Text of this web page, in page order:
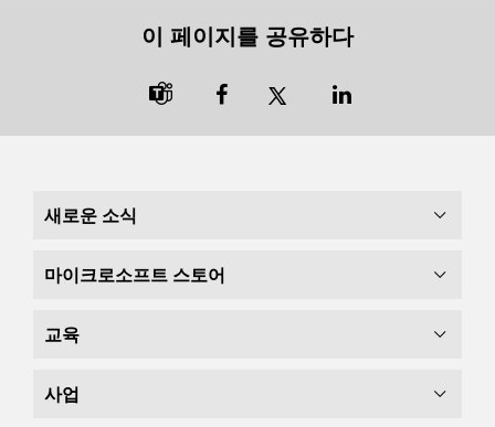
이 페이지를 공유하다

새로운 소식
마이크로소프트 스토어
교육
사업